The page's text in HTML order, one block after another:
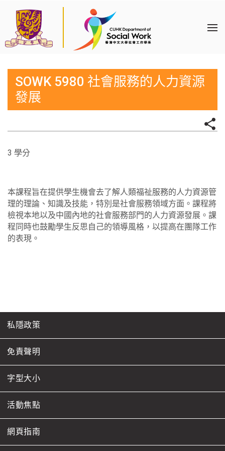
SOWK 5980 社會服務的人力資源
發展
3 學分
本課程旨在提供學生機會去了解人類福祉服務的人力資源管
理的理論、知識及技能，特別是社會服務領域方面。課程將
檢視本地以及中國內地的社會服務部門的人力資源發展。課
程同時也鼓勵學生反思自己的領導風格，以提高在團隊工作
的表現。
私隱政策
免責聲明
字型大小
活動焦點
網頁指南